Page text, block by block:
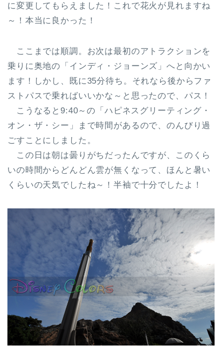
に変更してもらえました！これで花火が見れますね
～！本当に良かった！
ここまでは順調。お次は最初のアトラクションを
乗りに奥地の「インディ・ジョーンズ」へと向かい
ます！しかし、既に35分待ち。それなら後からファ
ストパスで乗ればいいかな～と思ったので、パス！
こうなると9:40～の「ハピネスグリーティング・
オン・ザ・シー」まで時間があるので、のんびり過
ごすことにしました。
この日は朝は曇りがちだったんですが、このくら
いの時間からどんどん雲が無くなって、ほんと暑い
くらいの天気でしたね～！半袖で十分でしたよ！